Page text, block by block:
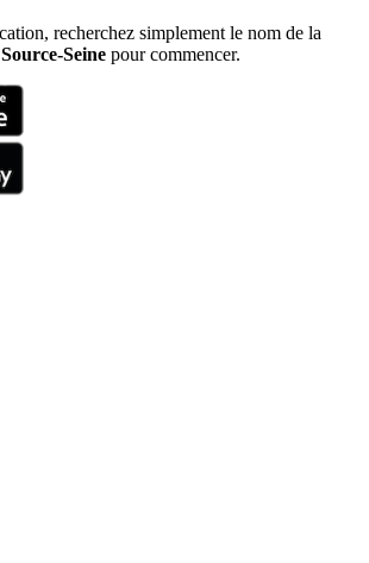
recherchez simplement le nom de la
Seine pour commencer.